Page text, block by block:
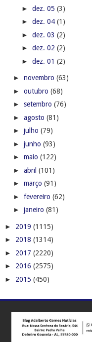
► dez. 05 (3)
► dez. 04 (1)
► dez. 03 (2)
► dez. 02 (2)
► dez. 01 (2)
► novembro (63)
► outubro (68)
► setembro (76)
► agosto (81)
► julho (79)
► junho (93)
► maio (122)
► abril (101)
► março (91)
► fevereiro (62)
► janeiro (81)
► 2019 (1115)
► 2018 (1314)
► 2017 (2220)
► 2016 (2575)
► 2015 (450)